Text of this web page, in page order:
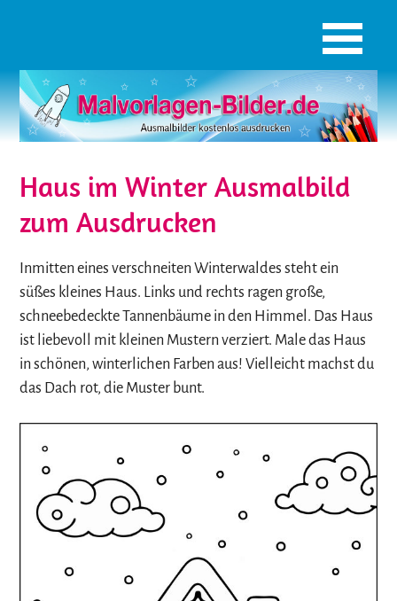
Haus im Winter Ausmalbild
zum Ausdrucken
Inmitten eines verschneiten Winterwaldes steht ein
süßes kleines Haus. Links und rechts ragen große,
schneebedeckte Tannenbäume in den Himmel. Das Haus
ist liebevoll mit kleinen Mustern verziert. Male das Haus
in schönen, winterlichen Farben aus! Vielleicht machst du
das Dach rot, die Muster bunt.